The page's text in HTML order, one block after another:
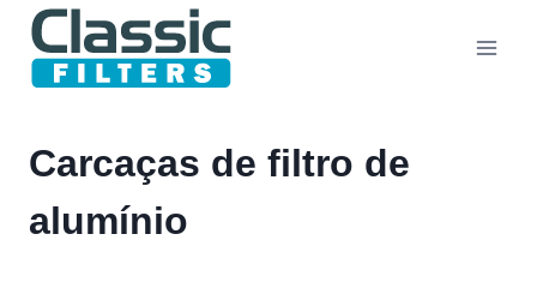
Pular
para
Carcaças de filtro de
alumínio